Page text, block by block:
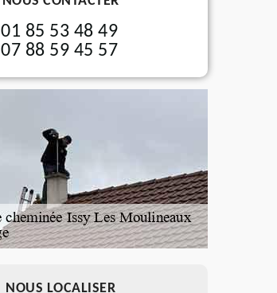
01 85 53 48 49
07 88 59 45 57
NOUS LOCALISER